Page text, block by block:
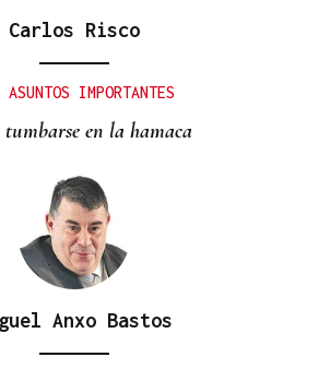
Carlos Risco
ASUNTOS IMPORTANTES
tumbarse en la hamaca
Anxo Bastos